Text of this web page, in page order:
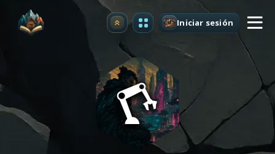
Mejorar Iniciar sesión